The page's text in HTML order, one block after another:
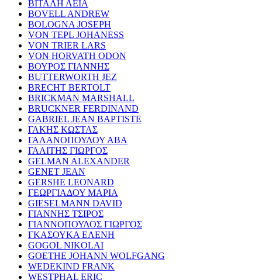
ΒΙΤΑΛΗ ΛΕΙΑ
BOVELL ANDREW
BOLOGNA JOSEPH
VON TEPL JOHANESS
VON TRIER LARS
VON HORVATH ODON
ΒΟΥΡΟΣ ΓΙΑΝΝΗΣ
BUTTERWORTH JEZ
BRECHT BERTOLT
BRICKMAN MARSHALL
BRUCKNER FERDINAND
GABRIEL JEAN BAPTISTE
ΓΑΚΗΣ ΚΩΣΤΑΣ
ΓΑΛΑΝΟΠΟΥΛΟΥ ΑΒΑ
ΓΑΛΙΤΗΣ ΓΙΩΡΓΟΣ
GELMAN ALEXANDER
GENET JEAN
GERSHE LEONARD
ΓΕΩΡΓΙΑΔΟΥ ΜΑΡΙΑ
GIESELMANN DAVID
ΓΙΑΝΝΗΣ ΤΣΙΡΟΣ
ΓΙΑΝΝΟΠΟΥΛΟΣ ΓΙΩΡΓΟΣ
ΓΚΑΣΟΥΚΑ ΕΛΕΝΗ
GOGOL NIKOLAI
GOETHE JOHANN WOLFGANG
WEDEKIND FRANK
WESTPHAL ERIC